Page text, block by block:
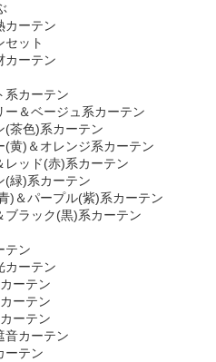
カーテン
セット
カーテン
系カーテン
ー＆ベージュ系カーテン
(茶色)系カーテン
(黄)＆オレンジ系カーテン
レッド(赤)系カーテン
(緑)系カーテン
)＆パープル(紫)系カーテン
ブラック(黒)系カーテン
テン
カーテン
ーテン
ーテン
ーテン
音カーテン
ーテン